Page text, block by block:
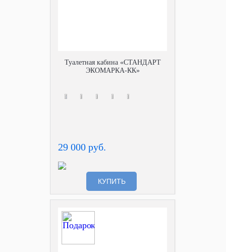
Туалетная кабина «СТАНДАРТ
ЭКОМАРКА-КК»
29 000 руб.
КУПИТЬ